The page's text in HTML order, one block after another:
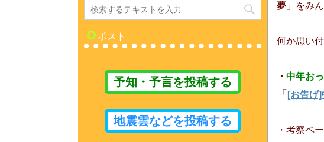
夢 」をみ
何か思い
・ 中年お
「 [お告げ
・考察ペ
ポスト
予知・予言を投稿する
地震雲などを投稿する